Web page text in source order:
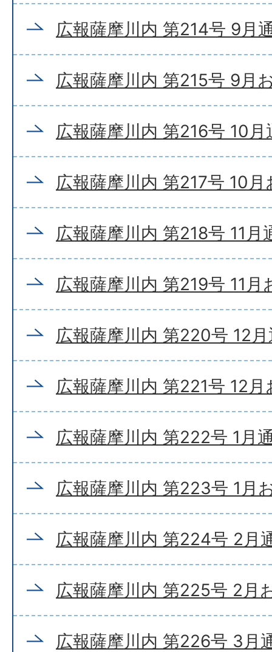
広報薩摩川内 第214号 9月
広報薩摩川内 第215号 9月
広報薩摩川内 第216号 10月
広報薩摩川内 第217号 10
広報薩摩川内 第218号 11月
広報薩摩川内 第219号 11月
広報薩摩川内 第220号 12
広報薩摩川内 第221号 12
広報薩摩川内 第222号 1月
広報薩摩川内 第223号 1月
広報薩摩川内 第224号 2月
広報薩摩川内 第225号 2月
広報薩摩川内 第226号 3月